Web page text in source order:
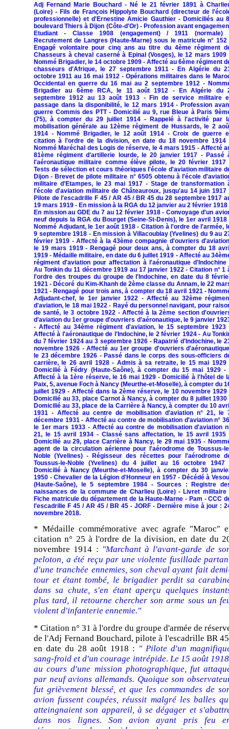
Adj Fernand Marie Bouchard - Né le 21 février 1891 à
(Loire) - Fils de François Hippolyte Bouchard (directeur de
professionnelle) et d'Ernestine Amicie Gauthier - Domiciliés au
boulevard Thiers à Dijon (Côte-d'Or) - Profession avant
Etudiant - Classe 1908 (engagement) / 1911 (normale)
Recrutement de Langres (Haute-Marne) sous le matricule n° 152
Engagé volontaire pour cinq ans au titre du 4ème régiment
Chasseurs à cheval caserné à Epinal (Vosges), le 12 mars 1909
Nommé Brigadier, le 14 octobre 1909 - Affecté au 6ème régiment
chasseurs d'Afrique, le 27 septembre 1911 - En Algérie du
octobre 1911 au 16 mai 1912 - Opérations militaires dans le
Occidental en guerre du 16 mai au 2 septembre 1912 -
Brigadier au 6ème RCA, le 11 août 1912 - En Algérie du
septembre 1912 au 13 août 1913 - Fin de service militaire
passage dans la disponibilité, le 12 mars 1914 - Profession
guerre Commis des PTT - Domicilié au 9, rue Bleue à Paris
(75), à compter du 29 juillet 1914 - Rappelé à l'activité par
mobilisation générale au 12ème régiment de Hussards, le 2
1914 - Nommé Brigadier, le 12 août 1914 - Croix de guerre
citation à l'ordre de la division, en date du 18 novembre 1914
Nommé Maréchal des Logis de réserve, le 4 mars 1915 - Affecté
81ème régiment d'artillerie lourde, le 20 janvier 1917 - Passé
l'aéronautique militaire comme élève pilote, le 20 février 1917
Tests de sélection et cours théoriques l'école d'aviation militaire
Dijon - Brevet de pilote militaire n° 6505 obtenu à l'école
militaire d'Etampes, le 23 mai 1917 - Stage de transformation
l'école d'aviation militaire de Châteauroux, jusqu'au 14 juin 1917
Pilote de l'escadrille F 45 / AR 45 / BR 45 du 28 septembre 1917
19 mars 1919 - En mission à la RGA du 12 janvier au 2 février 1918
En mission au GDE du 7 au 12 février 1918 - Convoyage d'un
neuf depuis la RGA du Bourget (Seine-St-Denis), le 1er avril 1918
Nommé Adjudant, le 1er août 1918 - Citation à l'ordre de l'armée,
9 septembre 1918 - En mission à Villacoublay (Yvelines) du 9 au
février 1919 - Affecté à la 43ème compagnie d'ouvriers
le 19 mars 1919 - Rengagé pour deux ans, à compter du 18
1919 - Médaille militaire, en date du 6 juillet 1919 - Affecté au
régiment d'aviation pour affectation à l'aéronautique d'Indochine
Au Tonkin du 11 décembre 1919 au 17 janvier 1922 - Citation n° 1
l'ordre des troupes du groupe de l'Indochine, en date du 8
1921 - Décoré du Kim-Khanh de 2ème classe du Annam, le 22
1921 - Rengagé pour trois ans, à compter du 18 avril 1921 -
Adjudant-chef, le 1er janvier 1922 - Affecté au 32ème
d'aviation, le 18 mai 1922 - Rayé du personnel navigant, pour
de santé, le 3 octobre 1922 - Affecté à la 2ème section
d'aviation du 1er groupe d'ouvriers d'aéronautique, le 9 janvier
- Affecté au 34ème régiment d'aviation, le 15 septembre 1923
Affecté à l'aéronautique de l'Indochine, le 2 février 1924 - Au
du 7 février 1924 au 3 septembre 1926 - Rapatrié d'Indochine, le
novembre 1926 - Affecté au 1er groupe d'ouvriers
le 23 décembre 1926 - Passé dans le corps des sous-officiers
carrière, le 26 avril 1928 - Admis à sa retraite, le 15 mai 1929
Domicilié à Fédry (Haute-Saône), à compter du 15 mai 1929 -
Affecté à la 1ère réserve, le 16 mai 1929 - Domicilié à l'hôtel de
Paix, 5, avenue Foch à Nancy (Meurthe-et-Moselle), à compter du
juillet 1929 - Affecté dans la 2ème réserve, le 10 novembre 1929
Domicilié au 33, place Carnot à Nancy, à compter du 8 juillet 1930
Domicilié au 33, place de la Carrière à Nancy, à compter du 10
1931 - Affecté au centre de mobilisation d'aviation n° 21, le
décembre 1931 - Affecté au contre de mobilisation d'aviation n°
le 1er mars 1933 - Affecté au contre de mobilisation d'aviation
21, le 15 avril 1934 - Classé sans affectation, le 15 avril 1935
Domicilié au 29, place Carrière à Nancy, le 29 mai 1935 -
agent de la circulation aérienne pour l'aérodrome de Toussus-
Noble (Yvelines) - Régisseur des récettes pour l'aérodrome
Toussus-le-Noble (Yvelines) du 4 juillet au 16 octobre 1947
Domicilié à Nancy (Meurthe-et-Moselle), à compter du 30
1950 - Chevalier de la Légion d'Honneur en 1957 - Décédé à
(Haute-Saône), le 5 septembre 1984 - Sources : Registre
naissances de la commune de Charlieu (Loire) - Livret militaire
Fiche matricule du département de la Haute-Marne - Pam - CCC
l'escadrille F 45 / AR 45 / BR 45 - JORF - Dernière mise à jour :
novembre 2018.
* Médaille commémorative avec agrafe "Maroc"
citation n° 25 à l'ordre de la division, en date du
novembre 1914 : "Marchant à l'avant-garde de
peloton, a été reçu par une violente fusillade
d'une tranchée ennemies, son cheval ayant fait
tour et étant tombé, le brigadier perdit sa
dans sa chute, s'en étant aperçu quelques
plus tard, il retourne chercher son arme sous un
violent d'infanterie ennemie."
* Citation n° 31 à l'ordre du groupe d'armée de
de l'Adj Fernand Bouchard, pilote à l'escadrille BR
en date du 28 août 1918 : " Pilote d'un
sang-froid et d'un courage intrépide. Le 15 août
au cours d'une mission photographique, fut
par neuf avions allemands. Quoique son
fut grièvement blessé, et que les commandes de
avion fussent coupées, réussit malgré les balles
atteingnaient son appareil, à se dégager et
dans nos lignes. Son avion ayant pris feu